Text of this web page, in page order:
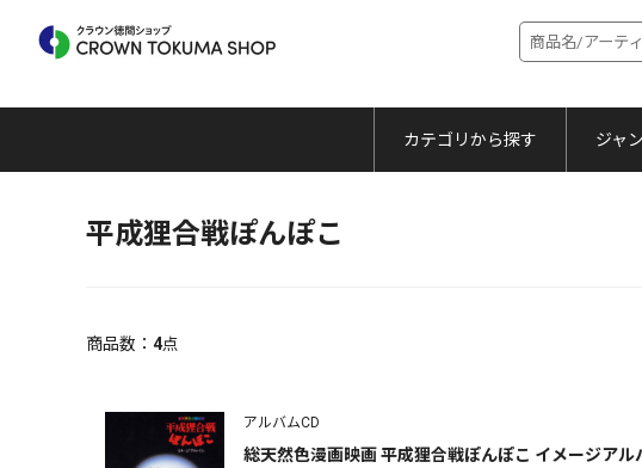
カテゴリから探す ジャ
平成狸合戦ぽんぽこ
商品数： 4点
アルバムCD
総天然色漫画映画 平成狸合戦ぽんぽこ イメージアル